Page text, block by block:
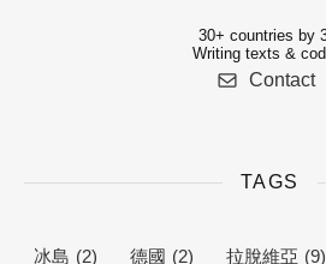
30+ countries by
Writing texts &
Contact
TAGS
冰島 (2) 德國 (2) 拉脫維亞 (9)